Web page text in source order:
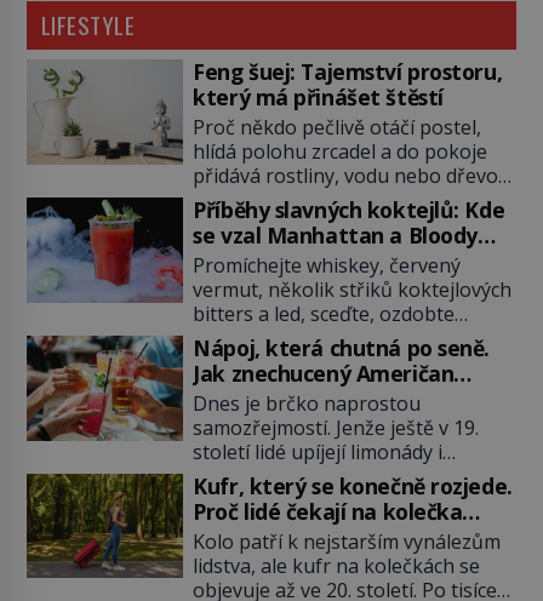
LIFESTYLE
Feng šuej: Tajemství prostoru,
který má přinášet štěstí
Proč někdo pečlivě otáčí postel,
hlídá polohu zrcadel a do pokoje
přidává rostliny, vodu nebo dřevo?
Feng šuej tvrdí, že domov není jen
soubor zdí a nábytku. Je to prostor,
kterým proudí energie čchi a jeho
uspořádání může ovlivňovat, jak se
v něm člověk cítí. Feng šuej má
kořeny ve staré Číně a jeho historie
[…]
Příběhy slavných koktejlů: Kde
se vzal Manhattan a Bloody
Mary?
Promíchejte whiskey, červený
vermut, několik střiků koktejlových
bitters a led, sceďte, ozdobte
koktejlovou třešinkou a tadá…
Manhattan je tu! A pokud to má být
skutečně on, dejte si pozor, ať
místo klasické americké rye
whiskey či klidně bourbonu
nepoužijete skotskou whisku. Co
se stane? Inu, koktejl bude stále
skvělý, ale už to nebude
Manhattan ale […]
Nápoj, která chutná po seně.
Jak znechucený Američan
vymyslel brčko
Dnes je brčko naprostou
samozřejmostí. Jenže ještě v 19.
století lidé upíjejí limonády i
koktejly dutými stébly žita nebo
žitné slámy. Fungují sice dobře,
mají ale jednu nepříjemnou
vlastnost po chvíli se rozmáčejí a
nápoji dodávají travnatou příchuť.
Kufr, který se konečně rozjede.
Proč lidé čekají na kolečka
téměř pět tisíc let?
Kolo patří k nejstarším vynálezům
lidstva, ale kufr na kolečkách se
objevuje až ve 20. století. Po tisíce